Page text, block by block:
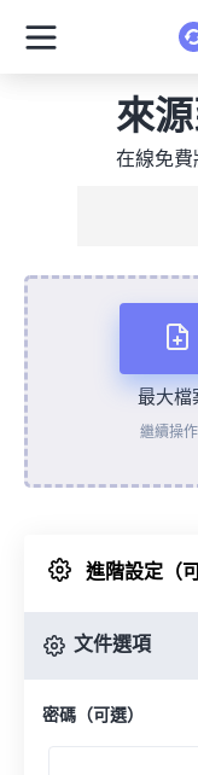
來
在線免費
最大檔
繼續操
進階設定（可
文件選項
密碼（可選）